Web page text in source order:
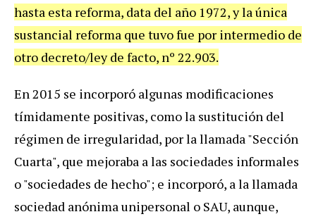
hasta esta reforma, data del año 1972, y la única
sustancial reforma que tuvo fue por intermedio de
otro decreto/ley de facto, nº 22.903.
En 2015 se incorporó algunas modificaciones
tímidamente positivas, como la sustitución del
régimen de irregularidad, por la llamada "Sección
Cuarta", que mejoraba a las sociedades informales
o "sociedades de hecho"; e incorporó, a la llamada
sociedad anónima unipersonal o SAU, aunque,